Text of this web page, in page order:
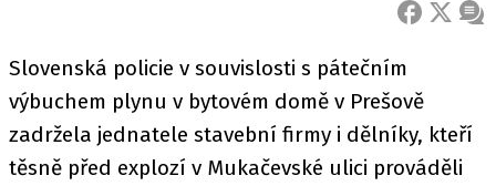
FACEBOOK
X
Slovenská policie v souvislosti s pátečním
výbuchem plynu v bytovém domě v Prešově
zadržela jednatele stavební firmy i dělníky, kteří
těsně před explozí v Mukačevské ulici prováděli